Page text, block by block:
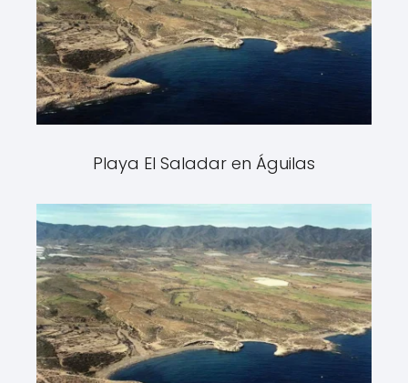
Playa El Saladar en Águilas